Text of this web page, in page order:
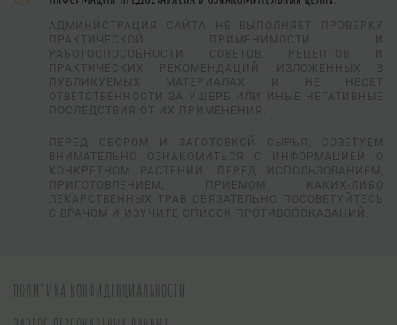
АДМИНИСТРАЦИЯ САЙТА НЕ ВЫПОЛНЯЕТ ПРОВЕРКУ
ПРАКТИЧЕСКОЙ ПРИМЕНИМОСТИ И
РАБОТОСПОСОБНОСТИ СОВЕТОВ, РЕЦЕПТОВ И
ПРАКТИЧЕСКИХ РЕКОМЕНДАЦИЙ, ИЗЛОЖЕННЫХ В
ПУБЛИКУЕМЫХ МАТЕРИАЛАХ И НЕ НЕСЕТ
ОТВЕТСТВЕННОСТИ ЗА УЩЕРБ ИЛИ ИНЫЕ НЕГАТИВНЫЕ
ПОСЛЕДСТВИЯ ОТ ИХ ПРИМЕНЕНИЯ.
ПЕРЕД СБОРОМ И ЗАГОТОВКОЙ СЫРЬЯ, СОВЕТУЕМ
ВНИМАТЕЛЬНО ОЗНАКОМИТЬСЯ С ИНФОРМАЦИЕЙ О
КОНКРЕТНОМ РАСТЕНИИ. ПЕРЕД ИСПОЛЬЗОВАНИЕМ,
ПРИГОТОВЛЕНИЕМ, ПРИЕМОМ КАКИХ-ЛИБО
ЛЕКАРСТВЕННЫХ ТРАВ ОБЯЗАТЕЛЬНО ПОСОВЕТУЙТЕСЬ
С ВРАЧОМ И ИЗУЧИТЕ СПИСОК ПРОТИВОПОКАЗАНИЙ.
ПОЛИТИКА КОНФИДЕНЦИАЛЬНОСТИ